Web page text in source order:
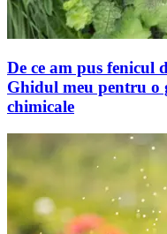
De ce am pus
Ghidul meu pentru
chimicale